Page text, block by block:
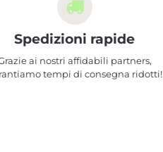
Spedizioni rapide
ai nostri affidabili partners,
tempi di consegna ridotti!